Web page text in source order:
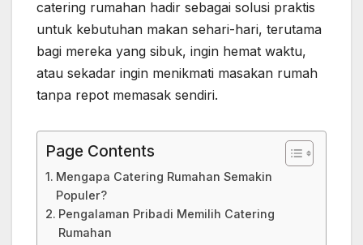
catering rumahan hadir sebagai solusi praktis
untuk kebutuhan makan sehari-hari, terutama
bagi mereka yang sibuk, ingin hemat waktu,
atau sekadar ingin menikmati masakan rumah
tanpa repot memasak sendiri.
Page Contents
Mengapa Catering Rumahan Semakin
Populer?
Pengalaman Pribadi Memilih Catering
Rumahan